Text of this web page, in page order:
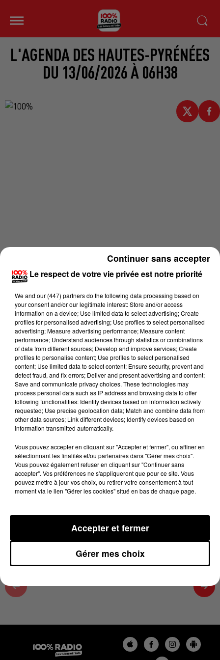
L'AGENDA DES HAUTES-PYRÉNÉES
DU 13/06/2026 À 06H38
Lecture (1 min 14 sec)
100%
L'agenda des Hautes-Pyrénées du 13/06/2026 à
13 juin 2026 - 1 min 14 sec
L'AGENDA DES HAUTES-PYRÉNÉES DU
13/06/2026 À 06H38
L'agenda des Hautes-Pyrénées
Le respect de votre vie privée est notre priorité
We and our (447) partnersdo the following data processing based on
your consent and/or our legitimate interest: Store and/or access
information on a device; Use limited data to select advertising; Create
profiles for personalised advertising; Use profiles to select personalised
advertising; Measure advertising performance; Measure content
performance; Understand audiences through statistics or combinations
of data from different sources; Develop and improve services; Create
profiles to personalise content; Use profiles to select personalised
content; Use limited data to select content; Ensure security, prevent and
detect fraud, and fix errors; Deliver and present advertising and content;
Save and communicate privacy choices. These technologies may
process personal data such as IP address and browsing data to offer
following functionalities: Identify devices based on information actively
requested; Use precise geolocation data; Match and combine data from
other data sources; Link different devices; Identify devices based on
information transmitted automatically.
Vous pouvez accepter en cliquant sur "Accepter et fermer", ou affiner en
sélectionnant les finalités et/ou partenaires dans "Gérer mes choix".
Vous pouvez également refuser en cliquant sur "Continuer sans
accepter". Vos préférences ne s'appliqueront que pour ce site. Vous
pouvez mettre à jour vos choix, ou retirer votre consentement à tout
moment via le lien "Gérer les cookies" situé en bas de chaque page.
Gérer mes choix
Accepter et fermer
Continuer sans accepter